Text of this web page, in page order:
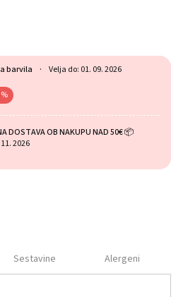
barvila Velja do: 01. 09. 2026
DOSTAVA OB NAKUPU NAD 50€ 📦
2026
Sestavine Alergeni